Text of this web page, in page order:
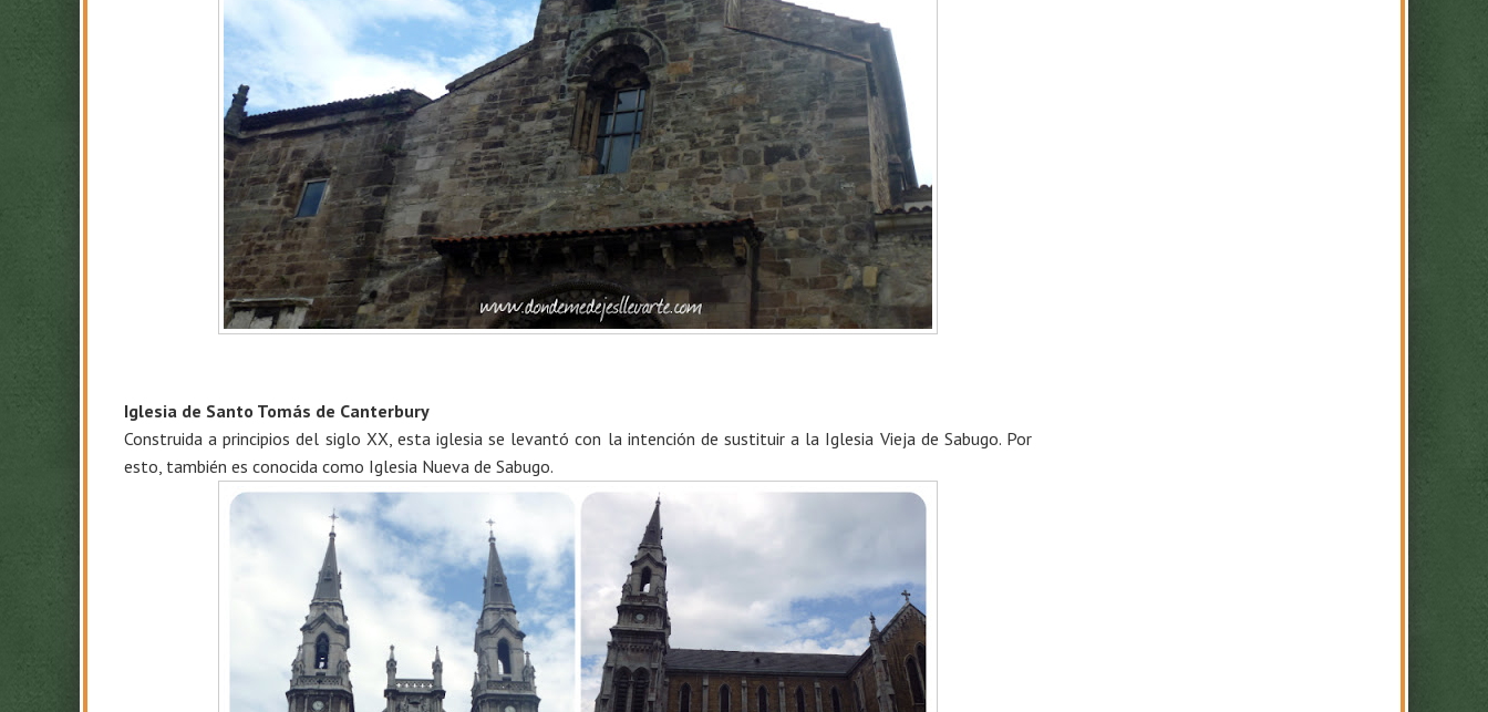
Iglesia de Santo Tomás de Canterbury
Construida a principios del siglo XX, esta iglesia se levantó con la intención de sustituir a la Iglesia Vieja de Sabugo. Por
esto, también es conocida como Iglesia Nueva de Sabugo.